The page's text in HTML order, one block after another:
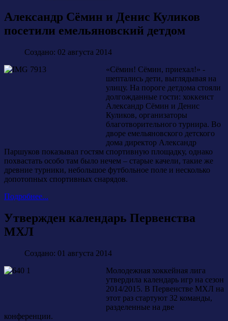
Александр Сёмин и Денис Куликов
посетили емельяновский детдом
Создано: 02 августа 2014
«Сёмин! Сёмин, приехал!» -
шептались дети, выглядывая на
улицу. На пороге детдома стояли
долгожданные гости: хоккеист
Александр Сёмин и Денис
Куликов, организаторы
благотворительного турнира. Во
дворе емельяновского детского
дома директор Александр
Паршуков показывал гостям спортивную площадку, однако
похвастать особо там было нечем – старые качели, такие же
древние турники, небольшое футбольное поле и несколько
допотопных спортивных снарядов.
Подробнее...
Утвержден календарь Первенства
МХЛ
Создано: 01 августа 2014
Молодежная хоккейная лига
утвердила календарь игр на сезон
2014/2015. В Первенстве МХЛ на
этот раз стартуют 32 команды,
разделенные на две
конференции.